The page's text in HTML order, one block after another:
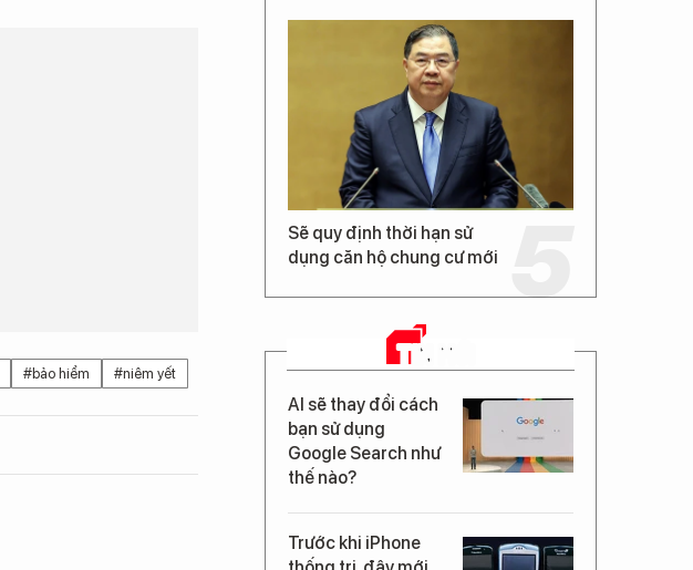
#bảo hiểm #niêm yết
Sẽ quy định thời hạn sử
dụng căn hộ chung cư mới
TIN MỚI
AI sẽ thay đổi cách
bạn sử dụng
Google Search như
thế nào?
Trước khi iPhone